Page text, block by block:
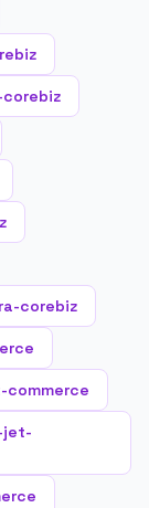
corebiz
jet-